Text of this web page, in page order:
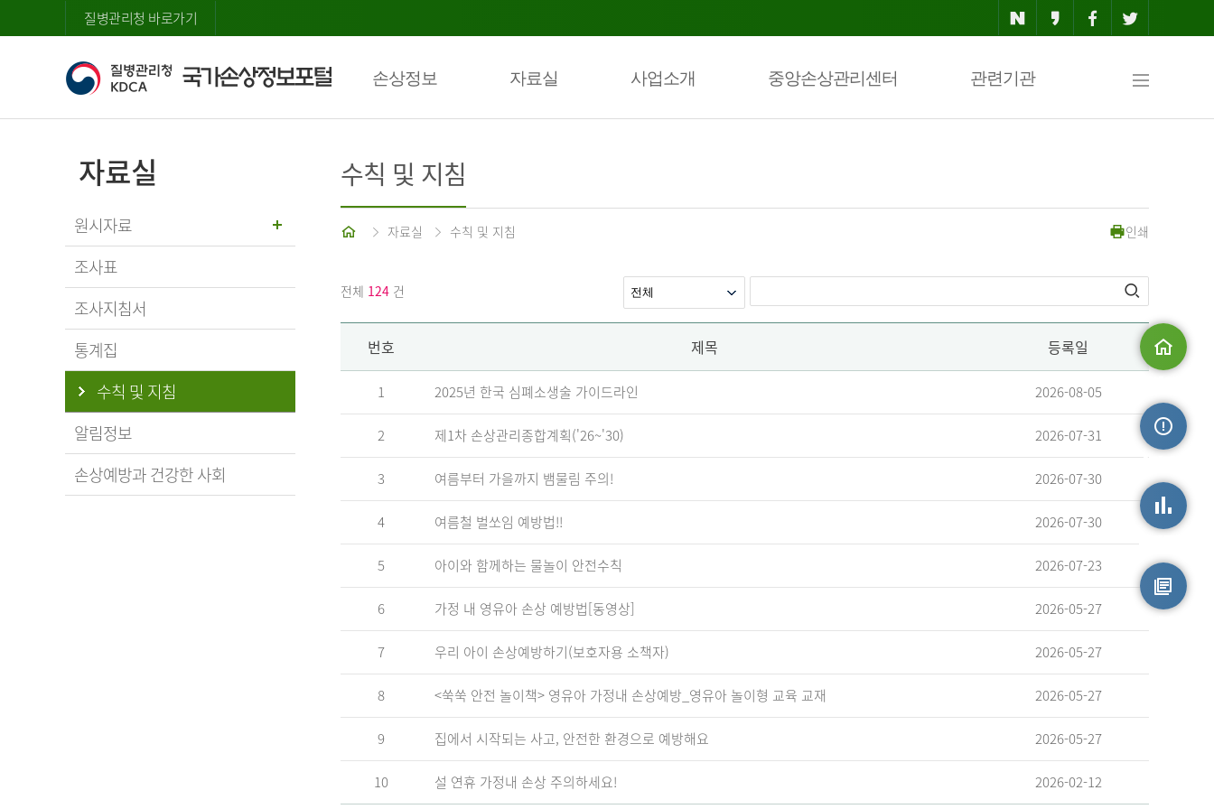
질병관리청 바로가기
손상정보 자료실 사업소개 중앙손상관리센터 관련기관
맵
자료실
원시자료
조사표
조사지침서
통계집
수칙 및 지침
알림정보
손상예방과 건강한 사회
수칙 및 지침
자료실 수칙 및 지침 인쇄
전체 124 건
번호 제목 등록일
1 2025년 한국 심폐소생술 가이드라인 2026-08-05
2 제1차 손상관리종합계획('26~'30) 2026-07-31
3 여름부터 가을까지 뱀물림 주의! 2026-07-30
4 여름철 벌쏘임 예방법!! 2026-07-30
5 아이와 함께하는 물놀이 안전수칙 2026-07-23
6 가정 내 영유아 손상 예방법[동영상] 2026-05-27
7 우리 아이 손상예방하기(보호자용 소책자) 2026-05-27
8 <쑥쑥 안전 놀이책> 영유아 가정내 손상예방_영유아 놀이형 교육 교재 2026-05-27
9 집에서 시작되는 사고, 안전한 환경으로 예방해요 2026-05-27
10 설 연휴 가정내 손상 주의하세요! 2026-02-12
손상정보